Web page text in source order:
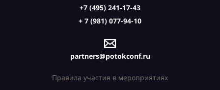
+7 (495) 241-17-43
+ 7 (981) 077-94-10
partners@potokconf.ru
Правила участия в мероприятиях